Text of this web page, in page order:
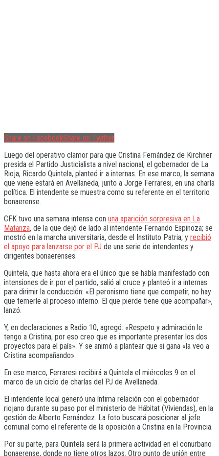
Share on FacebookShare on Twitter
Luego del operativo clamor para que Cristina Fernández de Kirchner
presida el Partido Justicialista a nivel nacional, el gobernador de La
Rioja, Ricardo Quintela, planteó ir a internas. En ese marco, la semana
que viene estará en Avellaneda, junto a Jorge Ferraresi, en una charla
política. El intendente se muestra como su referente en el territorio
bonaerense.
CFK tuvo una semana intensa con una aparición sorpresiva en La
Matanza, de la que dejó de lado al intendente Fernando Espinoza; se
mostró en la marcha universitaria, desde el Instituto Patria; y recibió
el apoyo para lanzarse por el PJ de una serie de intendentes y
dirigentes bonaerenses.
Quintela, que hasta ahora era el único que se había manifestado con
intensiones de ir por el partido, salió al cruce y planteó ir a internas
para dirimir la conducción: «El peronismo tiene que competir, no hay
que temerle al proceso interno. El que pierde tiene que acompañar»,
lanzó.
Y, en declaraciones a Radio 10, agregó: «Respeto y admiración le
tengo a Cristina, por eso creo que es importante presentar los dos
proyectos para el país». Y se animó a plantear que si gana «la veo a
Cristina acompañando».
En ese marco, Ferraresi recibirá a Quintela el miércoles 9 en el
marco de un ciclo de charlas del PJ de Avellaneda.
El intendente local generó una íntima relación con el gobernador
riojano durante su paso por el ministerio de Hábitat (Viviendas), en la
gestión de Alberto Fernández. La foto buscará posicionar al jefe
comunal como el referente de la oposición a Cristina en la Provincia.
Por su parte, para Quintela será la primera actividad en el conurbano
bonaerense, donde no tiene otros lazos. Otro punto de unión entre